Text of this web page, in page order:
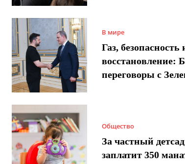
В мире
Газ, безопасность
восстановление:
переговоры с
Общество
За частный
заплатит 350